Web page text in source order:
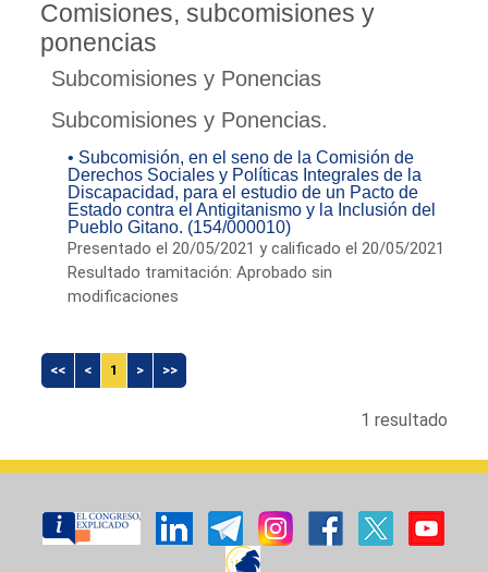
Comisiones, subcomisiones y
ponencias
Subcomisiones y Ponencias
Subcomisiones y Ponencias.
• Subcomisión, en el seno de la Comisión de
Derechos Sociales y Políticas Integrales de la
Discapacidad, para el estudio de un Pacto de
Estado contra el Antigitanismo y la Inclusión del
Pueblo Gitano. (154/000010)
Presentado el 20/05/2021 y calificado el 20/05/2021
Resultado tramitación: Aprobado sin
modificaciones
<< < 1 > >>
1 resultado